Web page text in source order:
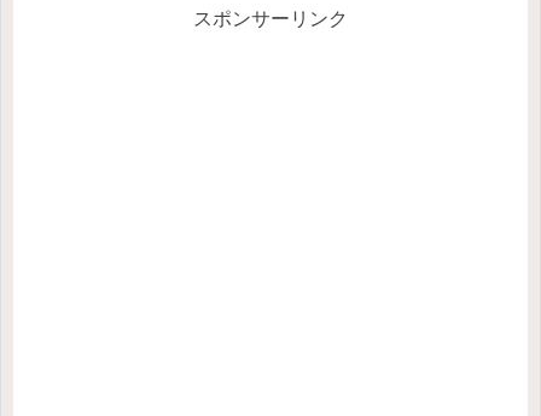
スポンサーリンク